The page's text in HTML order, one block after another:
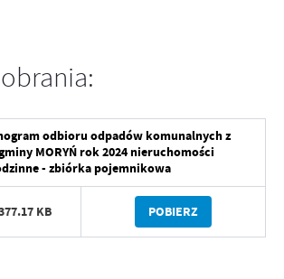
odbioru odpadów komunalnych z
MORYŃ rok 2024 nieruchomości
- zbiórka pojemnikowa
KB POBIERZ